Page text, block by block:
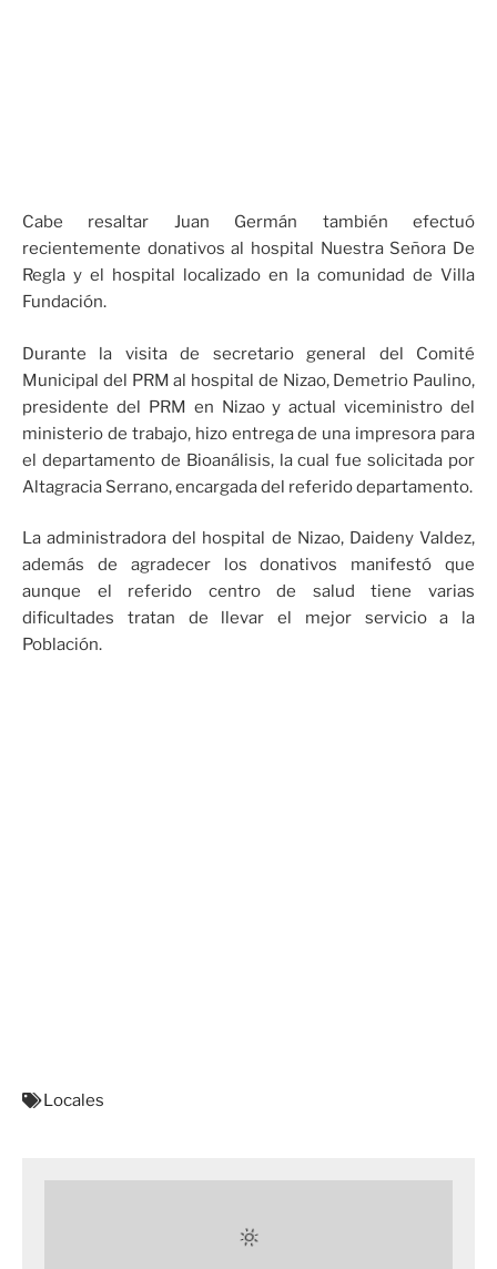
Cabe resaltar Juan Germán también efectuó
recientemente donativos al hospital Nuestra Señora De
Regla y el hospital localizado en la comunidad de Villa
Fundación.
Durante la visita de secretario general del Comité
Municipal del PRM al hospital de Nizao, Demetrio Paulino,
presidente del PRM en Nizao y actual viceministro del
ministerio de trabajo, hizo entrega de una impresora para
el departamento de Bioanálisis, la cual fue solicitada por
Altagracia Serrano, encargada del referido departamento.
La administradora del hospital de Nizao, Daideny Valdez,
además de agradecer los donativos manifestó que
aunque el referido centro de salud tiene varias
dificultades tratan de llevar el mejor servicio a la
Población.
Locales